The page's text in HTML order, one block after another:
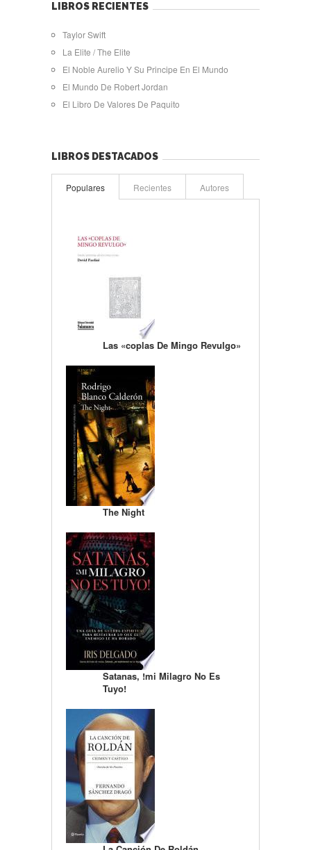
LIBROS RECIENTES
Taylor Swift
La Elite / The Elite
El Noble Aurelio Y Su Principe En El Mundo
El Mundo De Robert Jordan
El Libro De Valores De Paquito
LIBROS DESTACADOS
Populares Recientes Autores
Las «coplas De Mingo Revulgo»
The Night
Satanas, !mi Milagro No Es
Tuyo!